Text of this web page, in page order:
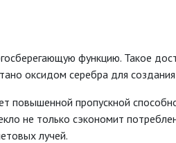
функцию. Такое
оксидом серебра для
повышенной пропускной
не только сэкономит
лучей.